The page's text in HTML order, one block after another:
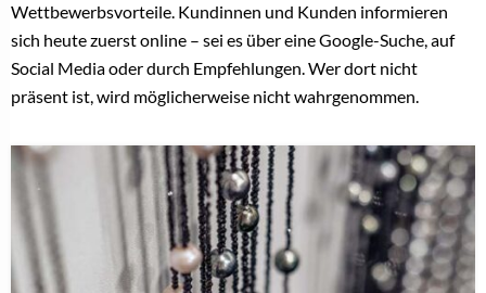
Wettbewerbsvorteile. Kundinnen und Kunden informieren
sich heute zuerst online – sei es über eine Google-Suche, auf
Social Media oder durch Empfehlungen. Wer dort nicht
präsent ist, wird möglicherweise nicht wahrgenommen.